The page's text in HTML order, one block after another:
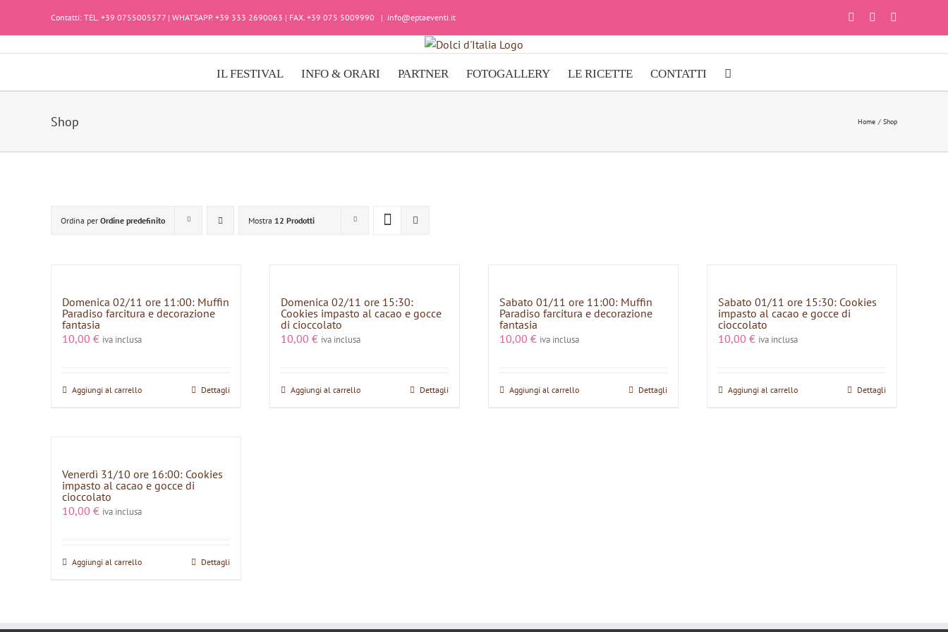
Contatti: TEL. +39 0755005577 | WHATSAPP. +39 333 2690063 | FAX. +39 075 5009990 | info@eptaeventi.it FacebookInstagram
IL FESTIVAL INFO & ORARI PARTNER FOTOGALLERY LE RICETTE CONTATTI
Shop Home Shop
Ordina per Ordine predefinito Mostra 12 Prodotti
Domenica 02/11 ore 11:00: Muffin
Paradiso farcitura e decorazione
fantasia
10,00 € iva inclusa
Aggiungi al carrello Dettagli
Domenica 02/11 ore 15:30:
Cookies impasto al cacao e gocce
di cioccolato
10,00 € iva inclusa
Aggiungi al carrello Dettagli
Sabato 01/11 ore 11:00: Muffin
Paradiso farcitura e decorazione
fantasia
10,00 € iva inclusa
Aggiungi al carrello Dettagli
Sabato 01/11 ore 15:30: Cookies
impasto al cacao e gocce di
cioccolato
10,00 € iva inclusa
Aggiungi al carrello Dettagli
Venerdì 31/10 ore 16:00: Cookies
impasto al cacao e gocce di
cioccolato
10,00 € iva inclusa
Aggiungi al carrello Dettagli